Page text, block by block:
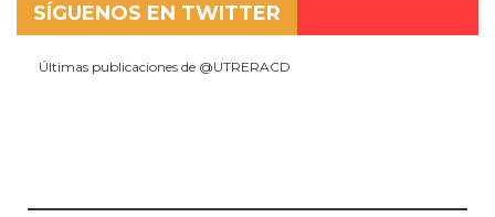
SÍGUENOS EN TWITTER
Últimas publicaciones de @UTRERACD